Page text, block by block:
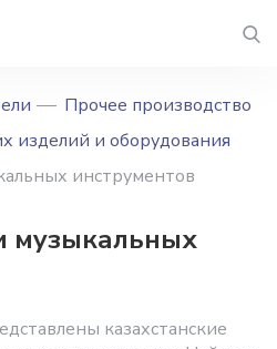
Прочее производство
изделий и оборудования
инструментов
музыкальных
казахстанские